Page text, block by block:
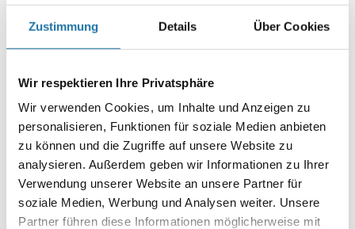
Zustimmung Details Über Cookies
Wir respektieren Ihre Privatsphäre
Wir verwenden Cookies, um Inhalte und Anzeigen zu
personalisieren, Funktionen für soziale Medien anbieten
zu können und die Zugriffe auf unsere Website zu
analysieren. Außerdem geben wir Informationen zu Ihrer
Verwendung unserer Website an unsere Partner für
soziale Medien, Werbung und Analysen weiter. Unsere
Partner führen diese Informationen möglicherweise mit
Stahlwand Swimmingpool Fam.
Igelseder
Bei Internetrecherchen bin ich über die Firma Cranpool
gestolpert und ich kann sagen, dass ich damit wirklich einen
guten Griff gemacht habe. Von der Beratung bis hin zum
Service fällt mir wirklich nur sehr Gutes ein, da alles
reibungslos ablief….